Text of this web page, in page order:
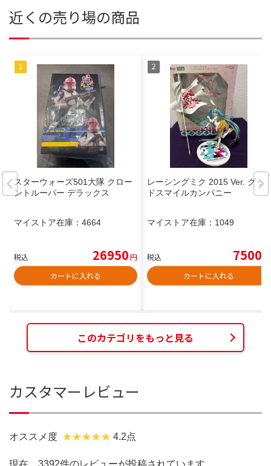
近くの売り場の商品
スターウォーズ501大隊 クロー
ントルーパー デラックス
マイストア在庫： 4664
税込 26950円
カートに入れる
レーシングミク 2015 Ver. グッ
ドスマイルカンパニー
マイストア在庫： 1049
税込 7500
カートに入れる
このカテゴリをもっと見る
カスタマーレビュー
オススメ度 4.2点
現在、3392件のレビューが投稿されています。